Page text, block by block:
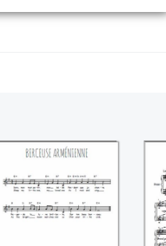
Berceuse
arménienne